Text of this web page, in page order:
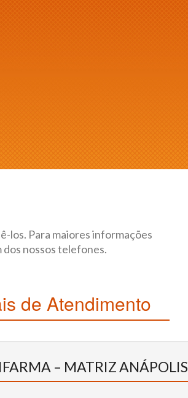
los. Para maiores informações
dos nossos telefones.
de Atendimento
– MATRIZ ANÁPOLIS